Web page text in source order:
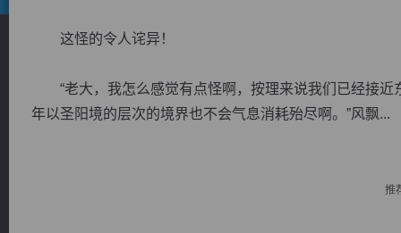
这怪的令人诧异！
“老大，我怎么感觉有点怪啊，按理来说我们已经接近
年以圣阳境的层次的境界也不会气息消耗殆尽啊。”风飘...
推